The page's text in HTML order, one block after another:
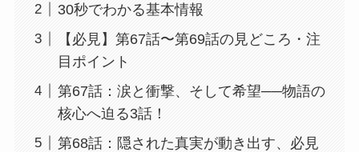
30秒でわかる基本情報
【必見】第67話〜第69話の見どころ・注
目ポイント
第67話：涙と衝撃、そして希望──物語の
核心へ迫る3話！
第68話：隠された真実が動き出す、必見